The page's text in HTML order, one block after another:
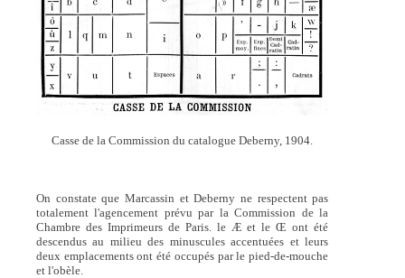
Casse de la Commission du catalogue Deberny, 1904.
On constate que Marcassin et Deberny ne respectent pas
totalement l'agencement prévu par la Commission de la
Chambre des Imprimeurs de Paris. le Æ et le Œ ont été
descendus au milieu des minuscules accentuées et leurs
deux emplacements ont été occupés par le pied-de-mouche
et l'obèle.